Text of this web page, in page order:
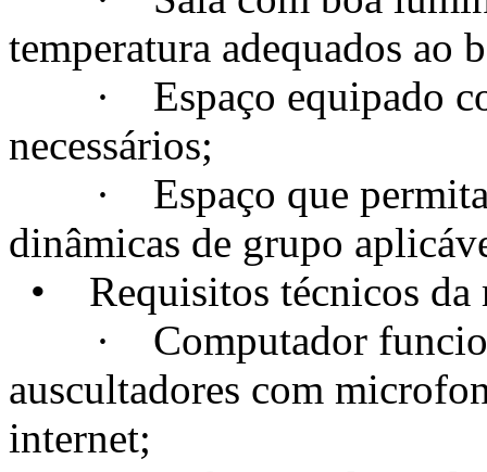
temperatura adequados ao
· Espaço equipado
necessários;
· Espaço que permita
dinâmicas de grupo
• Requisitos técnicos da
· Computador
auscultadores com
internet;